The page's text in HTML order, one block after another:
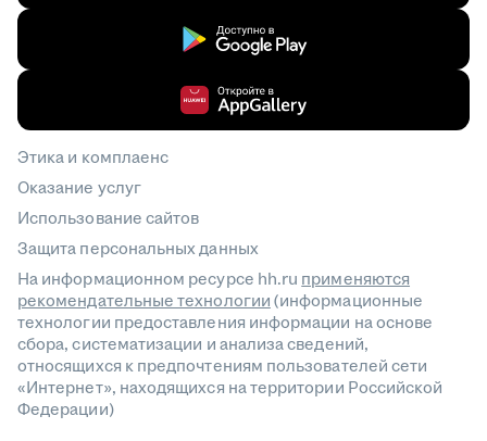
Этика и комплаенс
Оказание услуг
Использование сайтов
Защита персональных данных
На информационном ресурсе hh.ru применяются
рекомендательные технологии(информационные
технологии предоставления информации на основе
сбора, систематизации и анализа сведений,
относящихся к предпочтениям пользователей сети
«Интернет», находящихся на территории Российской
Федерации)